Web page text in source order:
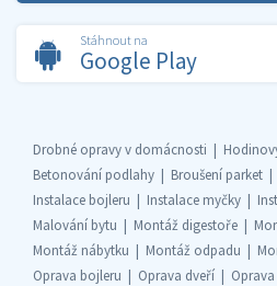
Stáhnout na
Google Play
Drobné opravy v domácnosti
Betonování podlahy
Broušení parket
Instalace bojleru
Instalace myčky
Malování bytu
Montáž digestoře
Montáž nábytku
Montáž odpadu
Oprava bojleru
Oprava dveří